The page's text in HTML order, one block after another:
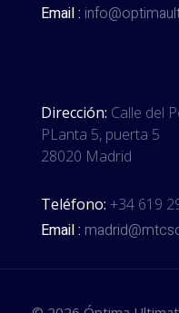
Email :
Dirección: Calle del
PLanta 5, puerta 5
28020 Madrid
Teléfono: +34 619
Email :